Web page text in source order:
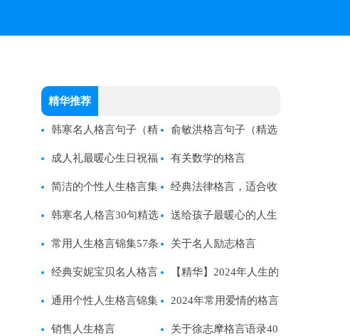
精华推荐
韩寒名人格言句子（精
选70句）
俞敏洪格言句子（精选
50句）
成人礼最暖心生日祝福
语
有关数学的格言
简洁的个性人生格言集
锦55句
经典法律格言，适合收
藏哦
韩寒名人格言30句精选 送给孩子最暖心的人生
格言
常用人生格言锦集57条 关于名人励志格言
经典安妮宝贝名人格言
汇总100句精选
【精华】2024年人生的
格言汇编36句
通用个性人生格言锦集
39句
2024年常用爱情的格言
汇编39条
销售人生格言 关于徐志摩格言语录40